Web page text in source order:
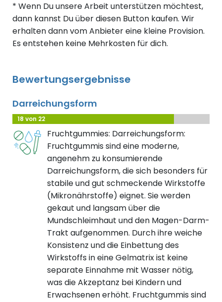
* Wenn Du unsere Arbeit unterstützen möchtest,
dann kannst Du über diesen Button kaufen. Wir
erhalten dann vom Anbieter eine kleine Provision.
Es entstehen keine Mehrkosten für dich.
Bewertungsergebnisse
Darreichungsform
18 von 22
Fruchtgummies: Darreichungsform:
Fruchtgummis sind eine moderne,
angenehm zu konsumierende
Darreichungsform, die sich besonders für
stabile und gut schmeckende Wirkstoffe
(Mikronährstoffe) eignet. Sie werden
gekaut und langsam über die
Mundschleimhaut und den Magen-Darm-
Trakt aufgenommen. Durch ihre weiche
Konsistenz und die Einbettung des
Wirkstoffs in eine Gelmatrix ist keine
separate Einnahme mit Wasser nötig,
was die Akzeptanz bei Kindern und
Erwachsenen erhöht. Fruchtgummis sind